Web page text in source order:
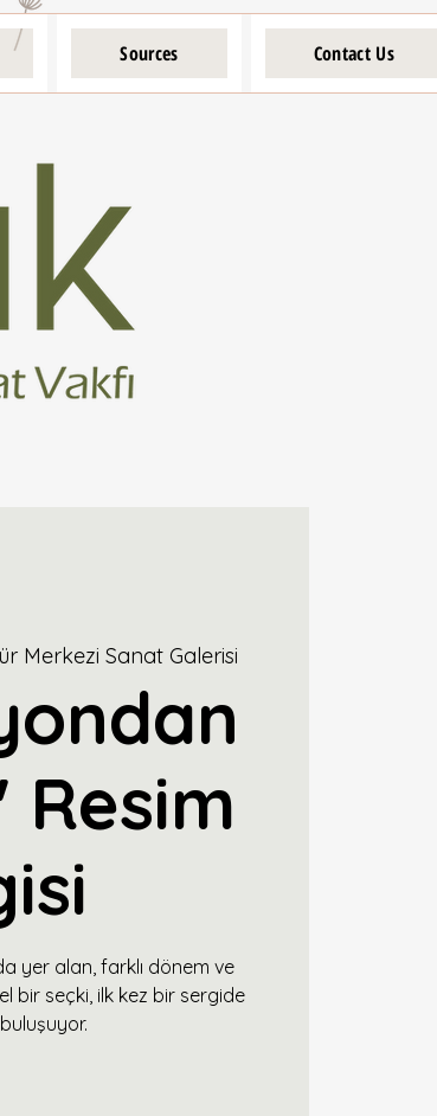
Sources Contact Us
Merkezi Sanat Galerisi
Resim
yer alan, farklı dönem ve
bir seçki, ilk kez bir sergide